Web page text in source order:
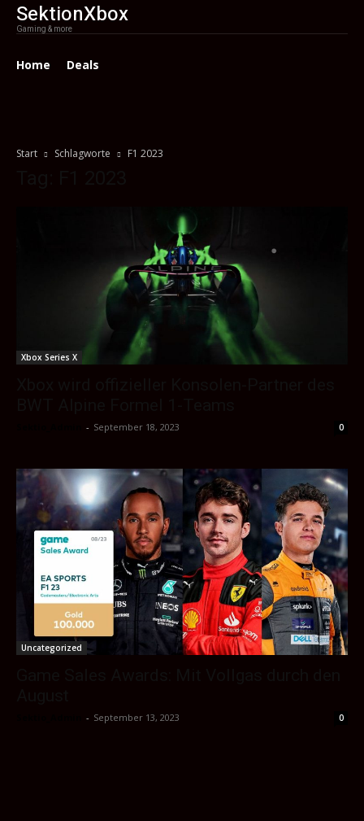
SektionXbox
Gaming & more
Home Deals
Start Schlagworte F1 2023
Xbox Series X
- September 18, 2023 0
Uncategorized
- September 13, 2023 0